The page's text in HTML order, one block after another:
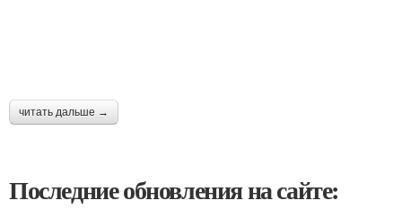
читать дальше →
Последние обновления на сайте: